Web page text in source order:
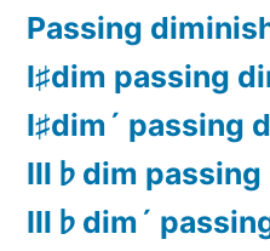
Passing
Ⅰ♯dim passing
Ⅰ♯dim´ passing
Ⅲ♭dim passing
Ⅲ♭dim´